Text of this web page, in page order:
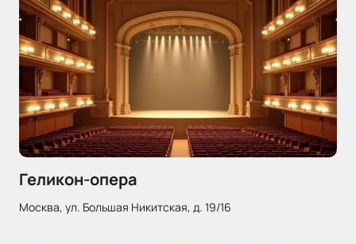
Геликон-опера
Москва, ул. Большая Никитская, д. 19/16